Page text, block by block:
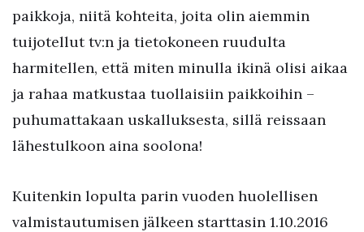
paikkoja, niitä kohteita, joita olin aiemmin
tuijotellut tv:n ja tietokoneen ruudulta
harmitellen, että miten minulla ikinä olisi aikaa
ja rahaa matkustaa tuollaisiin paikkoihin –
puhumattakaan uskalluksesta, sillä reissaan
lähestulkoon aina soolona!
Kuitenkin lopulta parin vuoden huolellisen
valmistautumisen jälkeen starttasin 1.10.2016